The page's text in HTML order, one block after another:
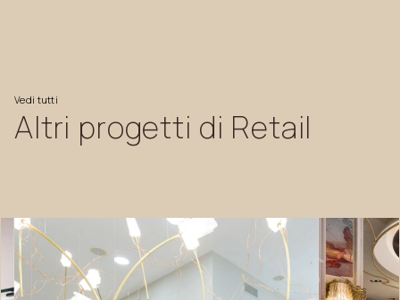
Vedi tutti
Altri progetti di Retail